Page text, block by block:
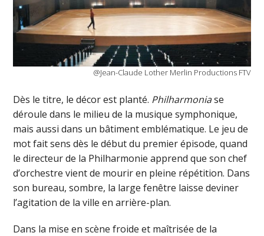
@Jean-Claude Lother Merlin Productions FTV
Dès le titre, le décor est planté. Philharmoniase
déroule dans le milieu de la musique symphonique,
mais aussi dans un bâtiment emblématique. Le jeu de
mot fait sens dès le début du premier épisode, quand
le directeur de la Philharmonie apprend que son chef
d’orchestre vient de mourir en pleine répétition. Dans
son bureau, sombre, la large fenêtre laisse deviner
l’agitation de la ville en arrière-plan.
Dans la mise en scène froide et maîtrisée de la